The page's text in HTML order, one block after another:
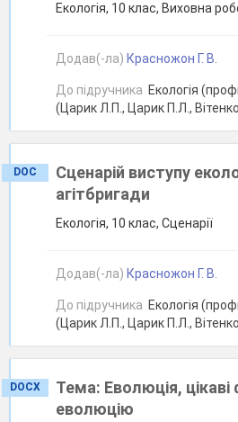
Екологія, 10 клас, Виховна
Додав(-ла) Красножон Г. В.
До підручника Екологія
(Царик Л.П., Царик П.Л.,
DOC
Сценарій виступу
агітбригади
Екологія, 10 клас, Сценарії
Додав(-ла) Красножон Г. В.
До підручника Екологія
(Царик Л.П., Царик П.Л.,
DOCX
Тема: Еволюція, цікаві
еволюцію